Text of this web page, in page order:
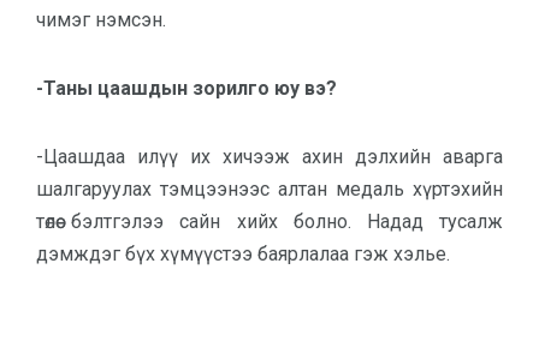
чимэг нэмсэн.
-Таны цаашдын зорилго юу вэ?
-Цаашдаа илүү их хичээж ахин дэлхийн аварга
шалгаруулах тэмцээнээс алтан медаль хүртэхийн
төлөө бэлтгэлээ сайн хийх болно. Надад тусалж
дэмждэг бүх хүмүүстээ баярлалаа гэж хэлье.